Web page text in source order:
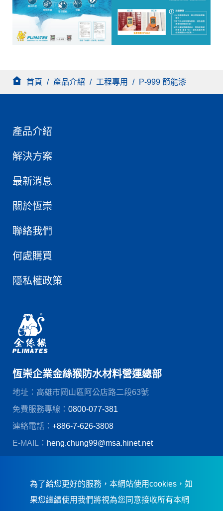
首頁 / 產品介紹 / 工程專用 / P-999 節能漆
產品介紹
解決方案
最新消息
關於恆崇
聯絡我們
何處購買
隱私權政策
恆崇企業金絲猴防水材料營運總部
地址：高雄市岡山區阿公店路二段63號
免費服務專線： 0800-077-381
連絡電話： +886-7-626-3808
E-MAIL： heng.chung99@msa.hinet.net
為了給您更好的服務，本網站使用cookies，如
果您繼續使用我們將視為您同意接收所有本網